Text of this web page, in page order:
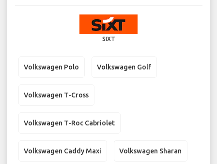
SIXT
Volkswagen Polo Volkswagen Golf
Volkswagen T-Cross
Volkswagen T-Roc Cabriolet
Volkswagen Caddy Maxi Volkswagen Sharan